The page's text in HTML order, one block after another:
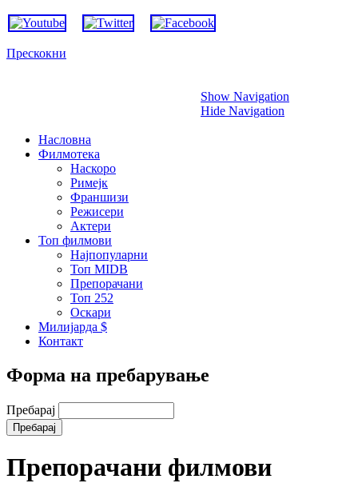
Прескокни
Show Navigation
Hide Navigation
Насловна
Филмотека
Наскоро
Римејк
Франшизи
Режисери
Актери
Топ филмови
Најпопуларни
Топ MIDB
Препорачани
Топ 252
Оскари
Милијарда $
Контакт
Форма на пребарување
Пребарај
Препорачани филмови